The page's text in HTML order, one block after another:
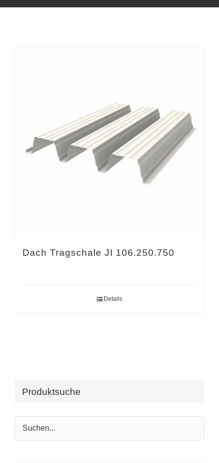
Dach Tragschale JI 106.250.750
Details
Produktsuche